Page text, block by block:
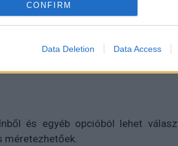
CONFIRM
Data Deletion Data Access
képszerkesztő alkalmazás így már
testre szabott stílusokban
és egyéb opcióból lehet
méretezhetőek.